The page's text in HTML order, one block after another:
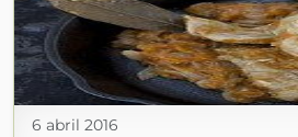
6 abril 2016